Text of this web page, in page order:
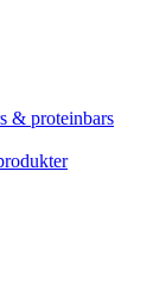
& proteinbars